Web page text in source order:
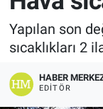
Yapılan son
sıcaklıkları 2
HABER
EDITÖR
EKONOMİ
Trafik